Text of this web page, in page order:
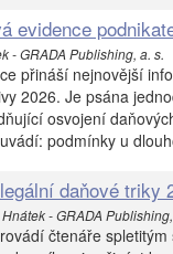
evidence
- GRADA Publishing, a. s.
přináší nejnovější
2026. Je psána
osvojení
podmínky u
daňové triky
- GRADA
čtenáře